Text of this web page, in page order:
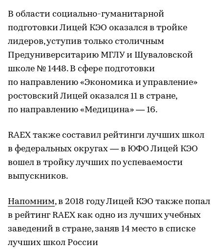
В области социально-гуманитарной
подготовки Лицей КЭО оказался в тройке
лидеров, уступив только столичным
Предуниверситарию МГЛУ и Шуваловской
школе № 1448. В сфере подготовки
по направлению «Экономика и управление»
ростовский Лицей оказался 11 в стране,
по направлению «Медицина» — 16.
RAEX также составил рейтинги лучших школ
в федеральных округах — в ЮФО Лицей КЭО
вошел в тройку лучших по успеваемости
выпускников.
Напомним, в 2018 году Лицей КЭО также попал
в рейтинг RAEX как одно из лучших учебных
заведений в стране, заняв 14 место в списке
лучших школ России